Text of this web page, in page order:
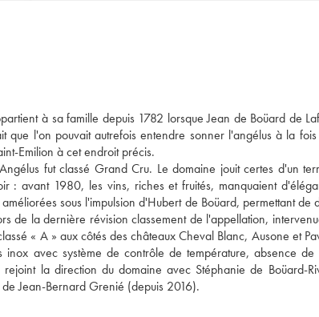
à sa famille depuis 1782 lorsque Jean de Boüard de
que l'on pouvait autrefois entendre sonner l'angélus à la
Emilion à cet endroit précis.
fut classé Grand Cru. Le domaine jouit certes d'un
: avant 1980, les vins, riches et fruités, manquaient
sous l'impulsion d'Hubert de Boüard, permettant de
de la dernière révision classement de l'appellation,
« A » aux côtés des châteaux Cheval Blanc, Ausone et
avec système de contrôle de température, absence
la direction du domaine avec Stéphanie de Boüard-
Jean-Bernard Grenié (depuis 2016).